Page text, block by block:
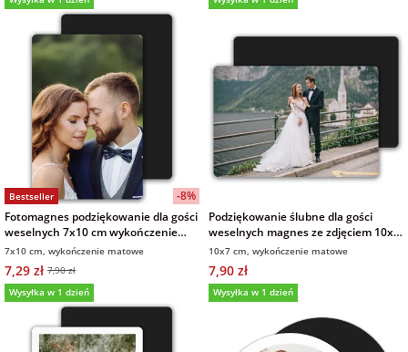
Bestseller
-8%
Fotomagnes podziękowanie dla gości
weselnych 7x10 cm wykończenie
matowe
7x10 cm, wykończenie matowe
7,29 zł 7,90 zł
Wysyłka w 1 dzień
Podziękowanie ślubne dla gości
weselnych magnes ze zdjęciem 10x7
cm wykończenie matowe
10x7 cm, wykończenie matowe
7,90 zł
Wysyłka w 1 dzień